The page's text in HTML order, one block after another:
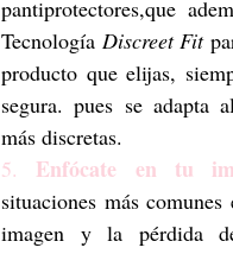
pantiprotectores,que
Tecnología Discreet Fit
producto que elijas,
segura. pues se adapta
más discretas.
5. Enfócate en tu
situaciones más
imagen y la pérdida